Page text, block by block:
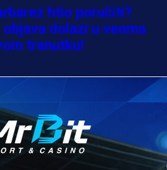
htio poručiti?
dolazi u veoma
trenutku!